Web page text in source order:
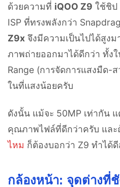
ด้วยความที่ iQOO Z9 ใช้ชิป
ISP ที่ทรงพลังกว่า
Z9x จึงมีความเป็นไปได้สูง
ภาพถ่ายออกมาได้ดีกว่า ทั้ง
Range (การจัดการแสงมืด-
ในที่แสงน้อยครับ
ดังนั้น แม้จะ 50MP เท่ากัน
คุณภาพไฟล์ที่ดีกว่าครับ และ
ไหม ก็ต้องบอกว่า Z9 ทำได้
กล้องหน้า: จุดต่างที่